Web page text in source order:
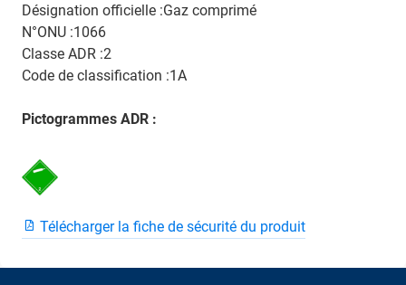
Désignation officielle :Gaz comprimé
N°ONU :1066
Classe ADR :2
Code de classification :1A
Pictogrammes ADR :
Télécharger la fiche de sécurité du produit